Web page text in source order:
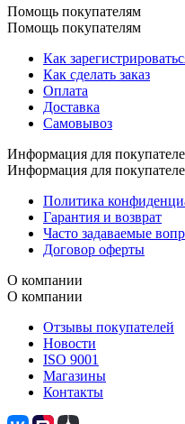
Помощь покупателям
Помощь покупателям
Как
Как сделать заказ
Оплата
Доставка
Самовывоз
Информация для
Информация для
Политика
Гарантия и возврат
Часто задаваемые
Договор оферты
О компании
О компании
Отзывы покупателей
Новости
ISO 9001
Магазины
Контакты